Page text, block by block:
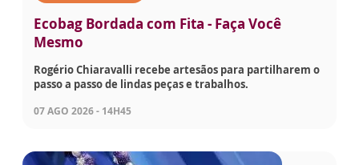
Ecobag Bordada com Fita - Faça Você
Mesmo
Rogério Chiaravalli recebe artesãos para partilharem o
passo a passo de lindas peças e trabalhos.
07 AGO 2026 - 14H45